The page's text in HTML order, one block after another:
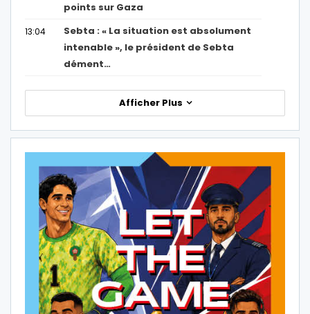
points sur Gaza
13:04
Sebta : « La situation est absolument
intenable », le président de Sebta
dément…
Afficher Plus